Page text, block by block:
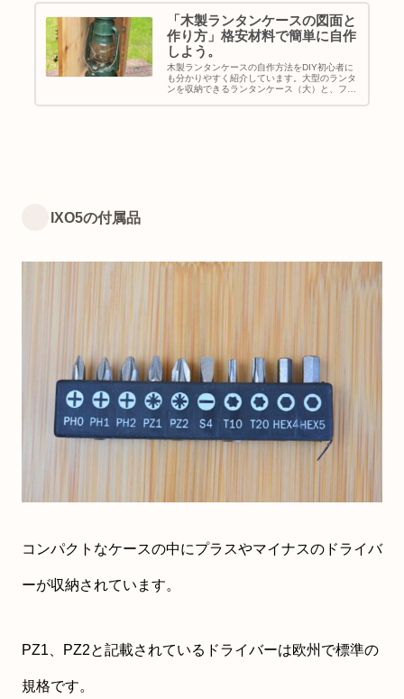
「木製ランタンケースの図面と
作り方」格安材料で簡単に自作
しよう。
木製ランタンケースの自作方法をDIY初心者に
も分かりやすく紹介しています。大型のランタ
ンを収納できるランタンケース（大）と、フェ
IXO5の付属品
コンパクトなケースの中にプラスやマイナスのドライバ
ーが収納されています。
PZ1、PZ2と記載されているドライバーは欧州で標準の
規格です。